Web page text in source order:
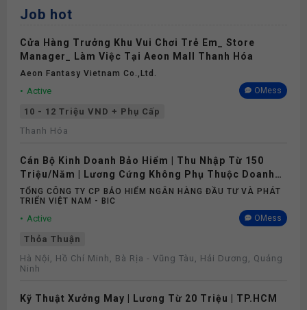
Nghỉ phép
Bảo hiểm
Job hot
Cửa Hàng Trưởng Khu Vui Chơi Trẻ Em_ Store
Manager_ Làm Việc Tại Aeon Mall Thanh Hóa
Aeon Fantasy Vietnam Co.,ltd.
Active OMess
10 - 12 Triệu VND + Phụ Cấp
Thanh Hóa
Cán Bộ Kinh Doanh Bảo Hiểm | Thu Nhập Từ 150
Triệu/Năm | Lương Cứng Không Phụ Thuộc Doanh
Số
TỔNG CÔNG TY CP BẢO HIỂM NGÂN HÀNG ĐẦU TƯ VÀ PHÁT
TRIỂN VIỆT NAM - BIC
Active OMess
Thỏa Thuận
Hà Nội, Hồ Chí Minh, Bà Rịa - Vũng Tàu, Hải Dương, Quảng
Ninh
Kỹ Thuật Xưởng May | Lương Từ 20 Triệu | TP.HCM